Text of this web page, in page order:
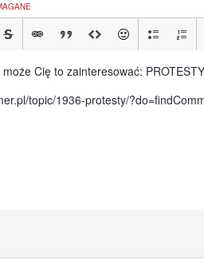
może Cię to zainteresować:
topic/1936-protesty/